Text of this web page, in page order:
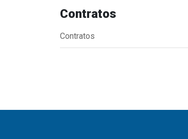
Contratos
Contratos